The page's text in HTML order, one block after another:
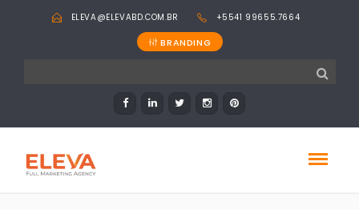
ELEVA@ELEVABD.COM.BR +5541 99655.7664
BRANDING